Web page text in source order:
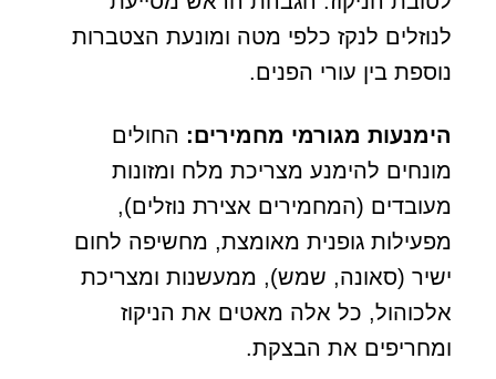
לנוזלים לנקז כלפי מטה ומונעת הצטברות
נוספת בין עורי הפנים.
הימנעות מגורמי מחמירים: החולים
מונחים להימנע מצריכת מלח ומזונות
מעובדים (המחמירים אצירת נוזלים),
מפעילות גופנית מאומצת, מחשיפה לחום
ישיר (סאונה, שמש), ממעשנות ומצריכת
אלכוהול, כל אלה מאטים את הניקוז
ומחריפים את הבצקת.